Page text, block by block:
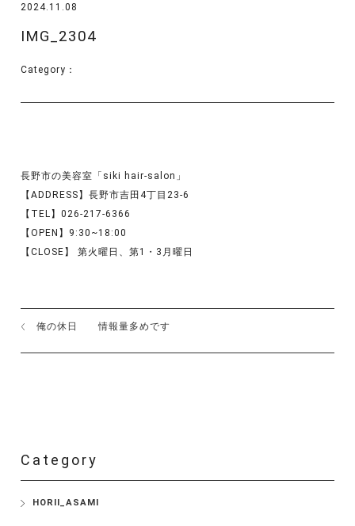
2024.11.08
IMG_2304
Category：
長野市の美容室「siki hair-salon」
【ADDRESS】長野市吉田4丁目23-6
【TEL】026-217-6366
【OPEN】9:30~18:00
【CLOSE】 第火曜日、第1・3月曜日
俺の休日 情報量多めです
Category
HORII_ASAMI